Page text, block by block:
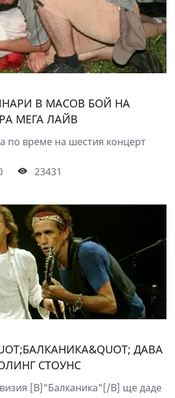
В МАСОВ БОЙ НА
МЕГА ЛАЙВ
по време на шестия концерт
23431
ДАВА
СТОУНС
[B]"Балканика"[/B] ще даде